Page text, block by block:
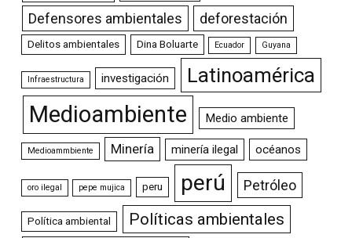
Defensores ambientales deforestación
Delitos ambientales Dina Boluarte Ecuador Guyana
Infraestructura investigación Latinoamérica
Medioambiente Medio ambiente
Medioammbiente Minería minería ilegal océanos
oro ilegal pepe mujica peru perú Petróleo
Política ambiental Políticas ambientales